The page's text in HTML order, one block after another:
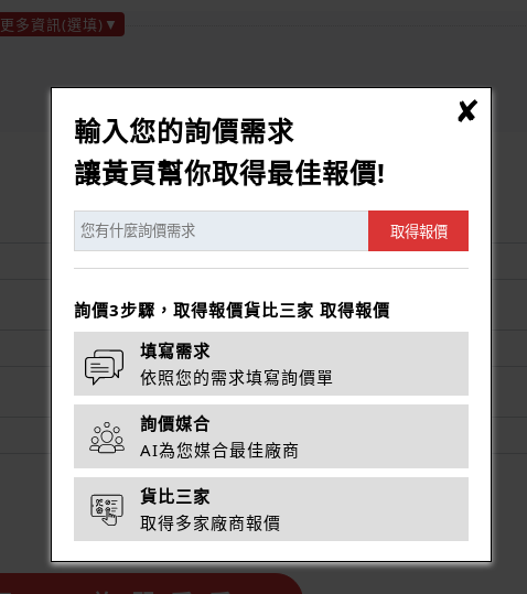
更多資訊(選填)
公司名稱
聯絡電話
LINE ID
輸入您的詢價需求
讓黃頁幫你取得最佳報價!
取得報價
詢價3步驟，取得報價貨比三家 取得報價
填寫需求
依照您的需求填寫詢價單
詢價媒合
AI為您媒合最佳廠商
貨比三家
取得多家廠商報價